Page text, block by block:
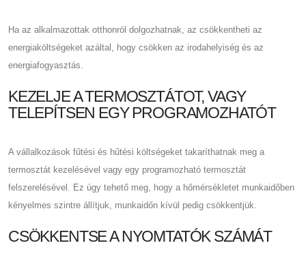
Ha az alkalmazottak otthonról dolgozhatnak, az csökkentheti az
energiaköltségeket azáltal, hogy csökken az irodahelyiség és az
energiafogyasztás.
KEZELJE A TERMOSZTÁTOT, VAGY
TELEPÍTSEN EGY PROGRAMOZHATÓT
A vállalkozások fűtési és hűtési költségeket takaríthatnak meg a
termosztát kezelésével vagy egy programozható termosztát
felszerelésével. Ez úgy tehető meg, hogy a hőmérsékletet munkaidőben
kényelmes szintre állítjuk, munkaidőn kívül pedig csökkentjük.
CSÖKKENTSE A NYOMTATÓK SZÁMÁT